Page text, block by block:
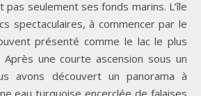
pas seulement ses fonds marins. L’île
spectaculaires, à commencer par le
présenté comme le lac le plus
une courte ascension sous un
avons découvert un panorama à
eau turquoise encerclée de falaises